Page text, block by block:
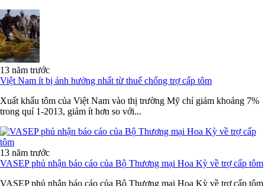
13 năm trước
Việt Nam ít bị ảnh hưởng nhất từ thuế chống trợ cấp tôm
Xuất khẩu tôm của Việt Nam vào thị trường Mỹ chỉ giảm khoảng 7%
trong quí 1-2013, giảm ít hơn so với...
13 năm trước
VASEP phủ nhận báo cáo của Bộ Thương mại Hoa Kỳ về trợ cấp tôm
VASEP phủ nhận báo cáo của Bộ Thương mại Hoa Kỳ về trợ cấp tôm